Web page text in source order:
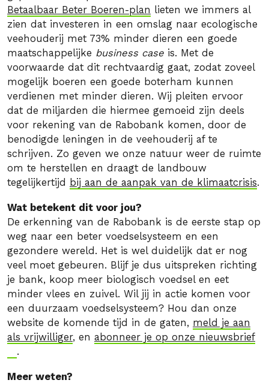
Betaalbaar Beter Boeren-plan lieten we immers al
zien dat investeren in een omslag naar ecologische
veehouderij met 73% minder dieren een goede
maatschappelijke business case is. Met de
voorwaarde dat dit rechtvaardig gaat, zodat zoveel
mogelijk boeren een goede boterham kunnen
verdienen met minder dieren. Wij pleiten ervoor
dat de miljarden die hiermee gemoeid zijn deels
voor rekening van de Rabobank komen, door de
benodigde leningen in de veehouderij af te
schrijven. Zo geven we onze natuur weer de ruimte
om te herstellen en draagt de landbouw
tegelijkertijd
bij aan de aanpak van de klimaatcrisis.
Wat betekent dit voor jou?
De erkenning van de Rabobank is de eerste stap op
weg naar een beter voedselsysteem en een
gezondere wereld. Het is wel duidelijk dat er nog
veel moet gebeuren. Blijf je dus uitspreken richting
je bank, koop meer biologisch voedsel en eet
minder vlees en zuivel. Wil jij in actie komen voor
een duurzaam voedselsysteem? Hou dan onze
website de komende tijd in de gaten, meld je aan
als vrijwilliger, en abonneer je op onze nieuwsbrief
.
Meer weten?